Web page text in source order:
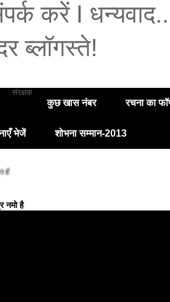
करें I
ब्लॉगस्ते!
संरक्षक
कुछ खास नंबर रचना का
भेजें शोभना सम्मान-2013
नमो है